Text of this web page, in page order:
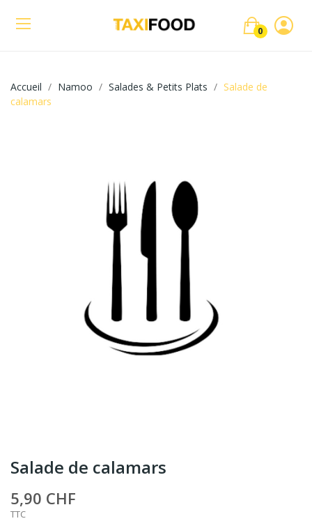
0
Accueil Namoo Salades & Petits Plats
Salade de
calamars
Salade de calamars
5,90 CHF
TTC